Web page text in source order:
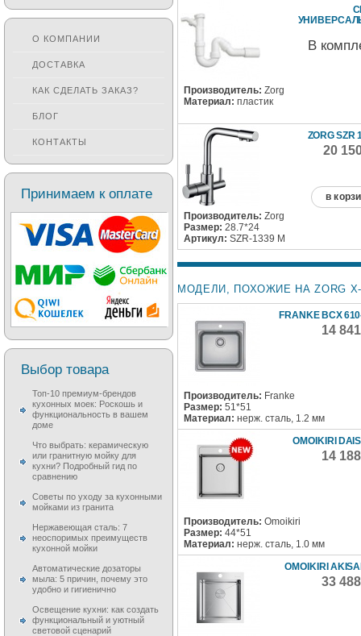
В
Производитель: Zorg
Материал: пластик
ZORG SZR
20
в
Производитель: Zorg
Размер: 28.7*24
Артикул: SZR-1339 M
МОДЕЛИ, ПОХОЖИЕ НА ZORG X-
FRANKE BCX
14
Производитель: Franke
Размер: 51*51
Материал: нерж. сталь, 1.2 мм
OMOIKIRI
14
Производитель: Omoikiri
Размер: 44*51
Материал: нерж. сталь, 1.0 мм
OMOIKIRI
33
О КОМПАНИИ
ДОСТАВКА
КАК СДЕЛАТЬ ЗАКАЗ?
БЛОГ
КОНТАКТЫ
Принимаем к оплате
Выбор товара
Топ-10 премиум-брендов
кухонных моек: Роскошь и
функциональность в вашем
доме
Что выбрать: керамическую
или гранитную мойку для
кухни? Подробный гид по
сравнению
Советы по уходу за кухонными
мойками из гранита
Нержавеющая сталь: 7
неоспоримых преимуществ
кухонной мойки
Автоматические дозаторы
мыла: 5 причин, почему это
удобно и гигиенично
Освещение кухни: как создать
функциональный и уютный
световой сценарий